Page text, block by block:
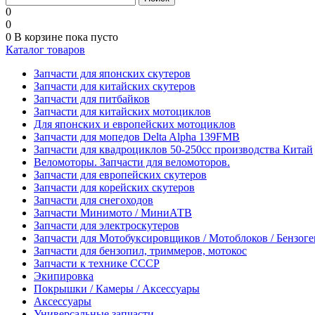
0
0
0 В корзине пока пусто
Каталог товаров
Запчасти для японских скутеров
Запчасти для китайских скутеров
Запчасти для питбайков
Запчасти для китайских мотоциклов
Для японских и европейских мотоциклов
Запчасти для мопедов Delta Alpha 139FMB
Запчасти для квадроциклов 50-250сс производства Китай
Веломоторы. Запчасти для веломоторов.
Запчасти для европейских скутеров
Запчасти для корейских скутеров
Запчасти для снегоходов
Запчасти Минимото / МиниАТВ
Запчасти для электроскутеров
Запчасти для Мотобуксировщиков / Мотоблоков /
Запчасти для бензопил, триммеров, мотокос
Запчасти к технике СССР
Экипировка
Покрышки / Камеры / Аксессуары
Аксессуары